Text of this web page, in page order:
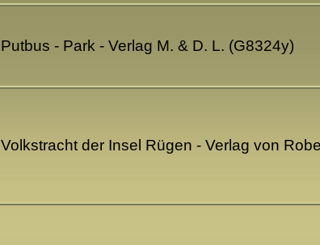
Putbus - Park - Verlag M. & D. L. (G8324y)
Volkstracht der Insel Rügen - Verlag von